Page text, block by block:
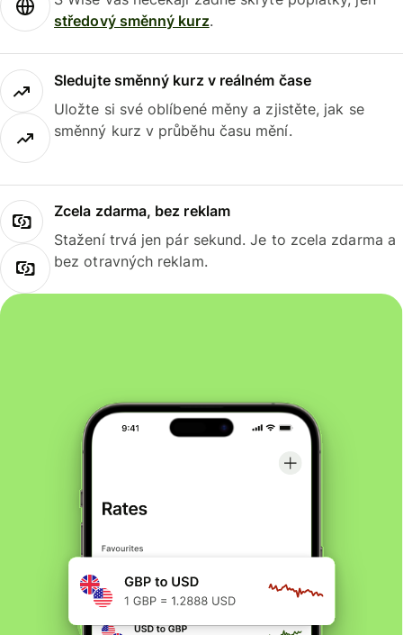
středový směnný kurz.
Sledujte směnný kurz v reálném čase
Uložte si své oblíbené měny a zjistěte, jak se
směnný kurz v průběhu času mění.
Zcela zdarma, bez reklam
Stažení trvá jen pár sekund. Je to zcela zdarma a
bez otravných reklam.